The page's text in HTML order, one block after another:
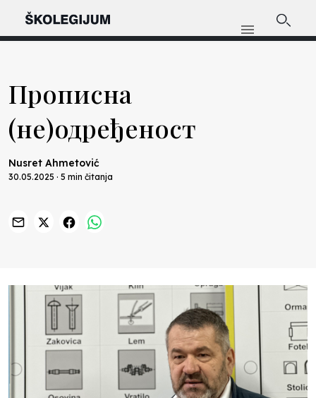
Прописна
(не)одређеност
Nusret Ahmetović
30.05.2025 · 5 min čitanja